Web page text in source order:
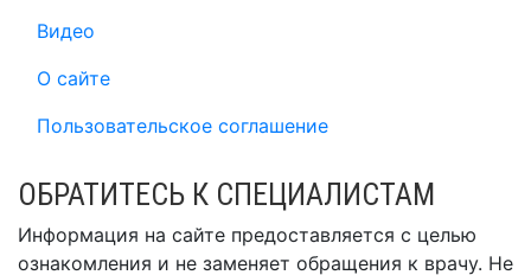
Видео
О сайте
Пользовательское соглашение
ОБРАТИТЕСЬ К СПЕЦИАЛИСТАМ
Информация на сайте предоставляется с целью
ознакомления и не заменяет обращения к врачу. Не